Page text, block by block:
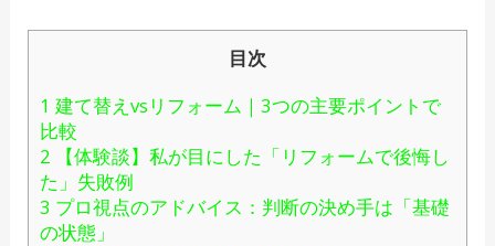
目次
1 建て替えvsリフォーム｜3つの主要ポイントで
比較
2 【体験談】私が目にした「リフォームで後悔し
た」失敗例
3 プロ視点のアドバイス：判断の決め手は「基礎
の状態」